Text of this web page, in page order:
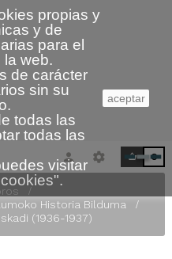
0
Historia Bilduma
(1936-1937)
propias y
y de
para el
la web.
de carácter
sin su
todas las
todas las
visitar
".
aceptar